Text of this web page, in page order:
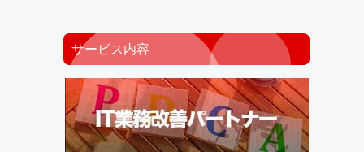
サービス内容